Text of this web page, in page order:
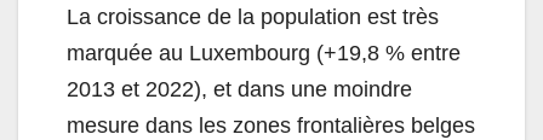
La croissance de la population est très
marquée au Luxembourg (+19,8 % entre
2013 et 2022), et dans une moindre
mesure dans les zones frontalières belges